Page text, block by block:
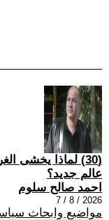
(30) لماذا يخشى
عالم جديد؟
احمد صالح سلوم
2026 / 8 / 7
مواضيع وابحاث